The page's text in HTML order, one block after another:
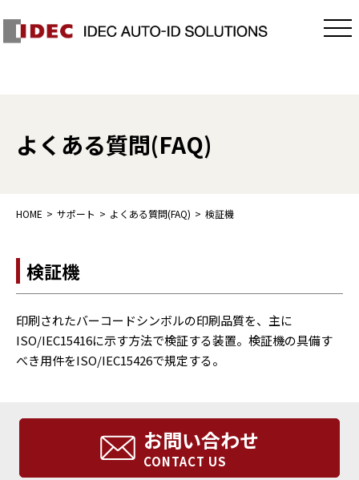
よくある質問(FAQ)
HOME サポート よくある質問(FAQ) 検証機
検証機
印刷されたバーコードシンボルの印刷品質を、主に
ISO/IEC15416に示す方法で検証する装置。検証機の具備す
べき用件をISO/IEC15426で規定する。
お問い合わせ
CONTACT US